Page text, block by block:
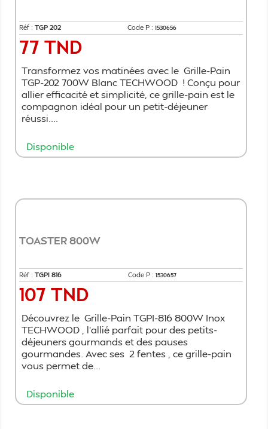
Réf : TGP 202 Code P : 1530656
Prix
77 TND
Transformez vos matinées avec le Grille-Pain
TGP-202 700W Blanc TECHWOOD ! Conçu pour
allier efficacité et simplicité, ce grille-pain est le
compagnon idéal pour un petit-déjeuner
réussi....
Disponible
TOASTER 800W
Réf : TGPI 816 Code P : 1530657
Prix
107 TND
Découvrez le Grille-Pain TGPI-816 800W Inox
TECHWOOD , l'allié parfait pour des petits-
déjeuners gourmands et des pauses
gourmandes. Avec ses 2 fentes , ce grille-pain
vous permet de...
Disponible